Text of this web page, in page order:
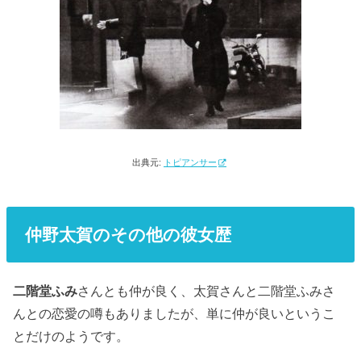
出典元: トピアンサー
仲野太賀のその他の彼女歴
二階堂ふみさんとも仲が良く、太賀さんと二階堂ふみさ
んとの恋愛の噂もありましたが、単に仲が良いというこ
とだけのようです。